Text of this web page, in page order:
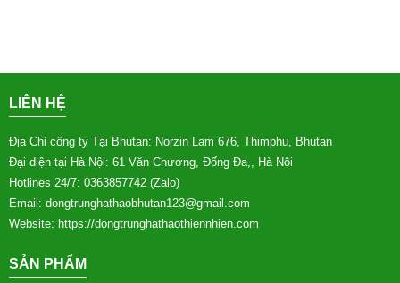
LIÊN HỆ
Địa Chỉ công ty Tại Bhutan: Norzin Lam 676, Thimphu, Bhutan
Đại diện tại Hà Nội: 61 Văn Chương, Đống Đa,, Hà Nội
Hotlines 24/7: 0363857742 (Zalo)
Email: dongtrunghathaobhutan123@gmail.com
Website: https://dongtrunghathaothiennhien.com
SẢN PHẨM